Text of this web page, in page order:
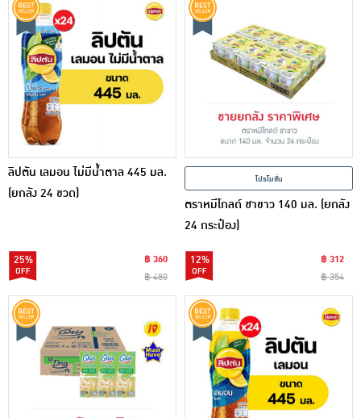
ลิปตัน เลมอน ไม่มีน้ำตาล 445 มล.
(ยกลัง 24 ขวด)
25%
฿ 360
฿ 480
โปรโมชั่น
ตราหมีโกลด์ ชาขาว 140 มล. (ยกลัง
24 กระป๋อง)
12%
฿ 312
฿ 354